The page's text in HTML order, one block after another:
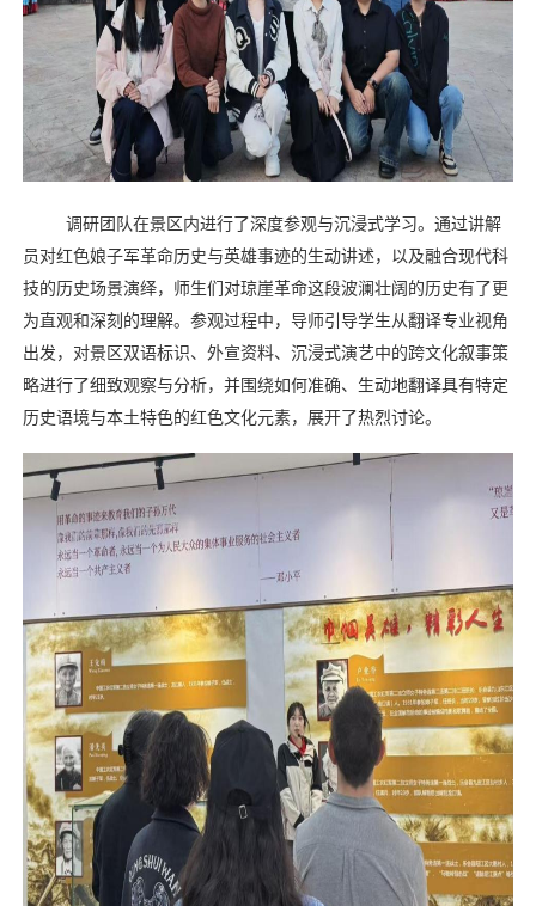
调研团队在景区内进行了深度参观与沉浸式学习。通过讲解
员对红色娘子军革命历史与英雄事迹的生动讲述，以及融合现代科
技的历史场景演绎，师生们对琼崖革命这段波澜壮阔的历史有了更
为直观和深刻的理解。参观过程中，导师引导学生从翻译专业视角
出发，对景区双语标识、外宣资料、沉浸式演艺中的跨文化叙事策
略进行了细致观察与分析，并围绕如何准确、生动地翻译具有特定
历史语境与本土特色的红色文化元素，展开了热烈讨论。